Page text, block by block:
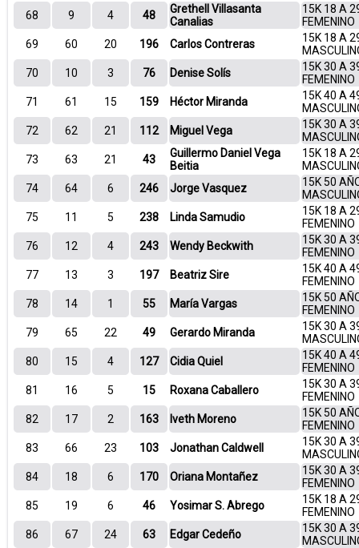
68
9 4 48
Grethell Villasanta
Canalias
15K 18 A
FEMENINO
69
60 20 196 Carlos Contreras
15K 18 A
70
10 3 76 Denise Solís
15K 30 A
FEMENINO
71
61 15 159 Héctor Miranda
15K 40 A
72
62 21 112 Miguel Vega
15K 30 A
73
63 21 43
Guillermo Daniel Vega
Beitia
15K 18 A
74
64 6 246 Jorge Vasquez
15K 50
75
11 5 238 Linda Samudio
15K 18 A
FEMENINO
76
12 4 243 Wendy Beckwith
15K 30 A
FEMENINO
77
13 3 197 Beatriz Sire
15K 40 A
FEMENINO
78
14 1 55 María Vargas
15K 50
FEMENINO
79
65 22 49 Gerardo Miranda
15K 30 A
80
15 4 127 Cidia Quiel
15K 40 A
FEMENINO
81
16 5 15 Roxana Caballero
15K 30 A
FEMENINO
82
17 2 163 Iveth Moreno
15K 50
FEMENINO
83
66 23 103 Jonathan Caldwell
15K 30 A
84
18 6 170 Oriana Montañez
15K 30 A
FEMENINO
85
19 6 46 Yosimar S. Abrego
15K 18 A
FEMENINO
86
67 24 63 Edgar Cedeño
15K 30 A